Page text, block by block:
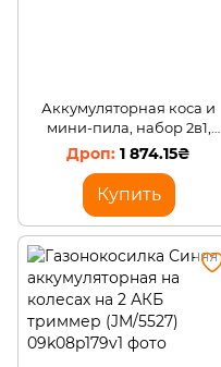
Аккумуляторная коса и
мини-пила, набор 2в1,
желтая, 48 В
1 874.15₴
Купить